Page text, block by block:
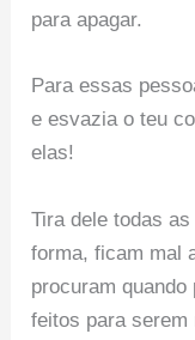
para apagar.
Para essas
e esvazia o teu
elas!
Tira dele todas
forma, ficam mal
procuram
feitos para serem